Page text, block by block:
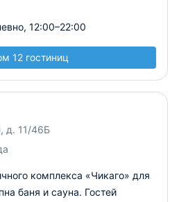
12:00–22:00
12 гостиниц
д. 11/46Б
комплекса «Чикаго» для
баня и сауна. Гостей